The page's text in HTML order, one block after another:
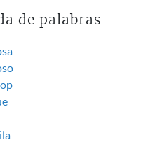
de palabras